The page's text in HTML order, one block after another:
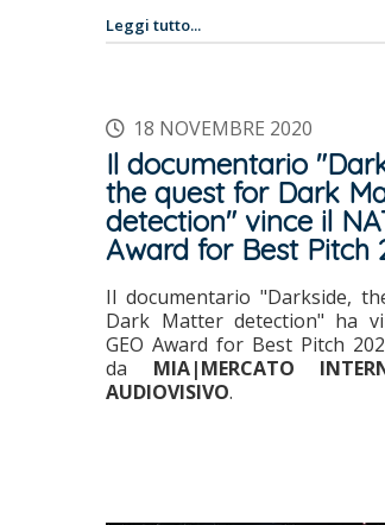
Leggi tutto...
18 NOVEMBRE 2020
Il documentario
the quest for Dark
detection" vince il
Award for Best Pitch
Il documentario "Darkside,
Dark Matter detection" ha
GEO Award for Best Pitch
da MIA|MERCATO
AUDIOVISIVO.